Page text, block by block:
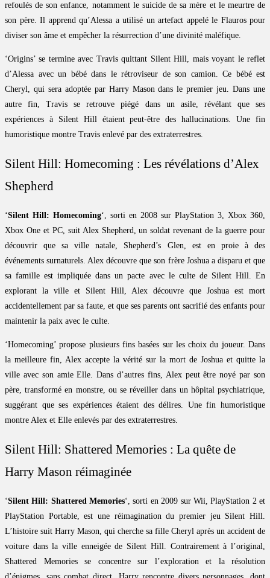
refoulés de son enfance, notamment le suicide de sa mère et le meurtre de
son père. Il apprend qu’Alessa a utilisé un artefact appelé le Flauros pour
diviser son âme et empêcher la résurrection d’une divinité maléfique.
‘Origins’ se termine avec Travis quittant Silent Hill, mais voyant le reflet
d’Alessa avec un bébé dans le rétroviseur de son camion. Ce bébé est
Cheryl, qui sera adoptée par Harry Mason dans le premier jeu. Dans une
autre fin, Travis se retrouve piégé dans un asile, révélant que ses
expériences à Silent Hill étaient peut-être des hallucinations. Une fin
humoristique montre Travis enlevé par des extraterrestres.
Silent Hill: Homecoming : Les révélations d’Alex
Shepherd
‘Silent Hill: Homecoming‘, sorti en 2008 sur PlayStation 3, Xbox 360,
Xbox One et PC, suit Alex Shepherd, un soldat revenant de la guerre pour
découvrir que sa ville natale, Shepherd’s Glen, est en proie à des
événements surnaturels. Alex découvre que son frère Joshua a disparu et que
sa famille est impliquée dans un pacte avec le culte de Silent Hill. En
explorant la ville et Silent Hill, Alex découvre que Joshua est mort
accidentellement par sa faute, et que ses parents ont sacrifié des enfants pour
maintenir la paix avec le culte.
‘Homecoming’ propose plusieurs fins basées sur les choix du joueur. Dans
la meilleure fin, Alex accepte la vérité sur la mort de Joshua et quitte la
ville avec son amie Elle. Dans d’autres fins, Alex peut être noyé par son
père, transformé en monstre, ou se réveiller dans un hôpital psychiatrique,
suggérant que ses expériences étaient des délires. Une fin humoristique
montre Alex et Elle enlevés par des extraterrestres.
Silent Hill: Shattered Memories : La quête de
Harry Mason réimaginée
‘Silent Hill: Shattered Memories‘, sorti en 2009 sur Wii, PlayStation 2 et
PlayStation Portable, est une réimagination du premier jeu Silent Hill.
L’histoire suit Harry Mason, qui cherche sa fille Cheryl après un accident de
voiture dans la ville enneigée de Silent Hill. Contrairement à l’original,
Shattered Memories se concentre sur l’exploration et la résolution